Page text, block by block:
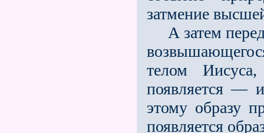
затмение
А затем перед
телом
появляется —
этому образу
появляется